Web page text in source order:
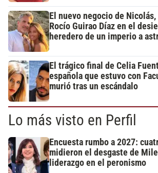
El nuevo negocio de
Rocío Guirao Díaz en el
heredero de un imperio a
El trágico final de Celia
española que estuvo con
murió tras un escándalo
Lo más visto en Perfil
Encuesta rumbo a 2027:
midieron el desgaste de
liderazgo en el peronismo